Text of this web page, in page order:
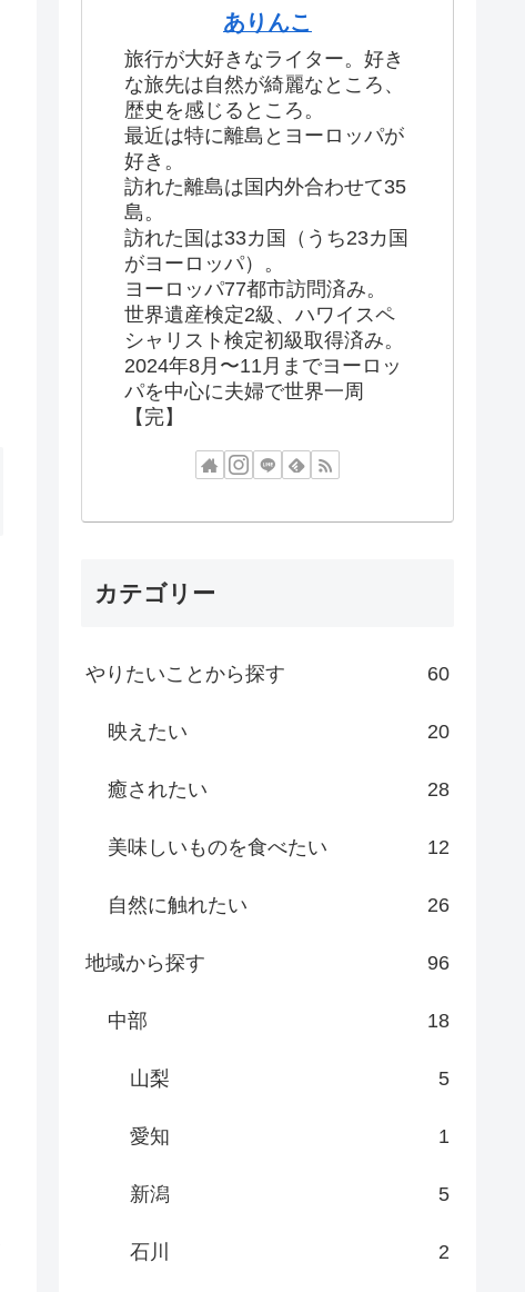
ありんこ
旅行が大好きなライター。好き
な旅先は自然が綺麗なところ、
歴史を感じるところ。
最近は特に離島とヨーロッパが
好き。
訪れた離島は国内外合わせて35
島。
訪れた国は33カ国（うち23カ国
がヨーロッパ）。
ヨーロッパ77都市訪問済み。
世界遺産検定2級、ハワイスペ
シャリスト検定初級取得済み。
2024年8月〜11月までヨーロッ
パを中心に夫婦で世界一周
【完】
カテゴリー
やりたいことから探す 60
映えたい 20
癒されたい 28
美味しいものを食べたい 12
自然に触れたい 26
地域から探す 96
中部 18
山梨 5
愛知 1
新潟 5
石川 2